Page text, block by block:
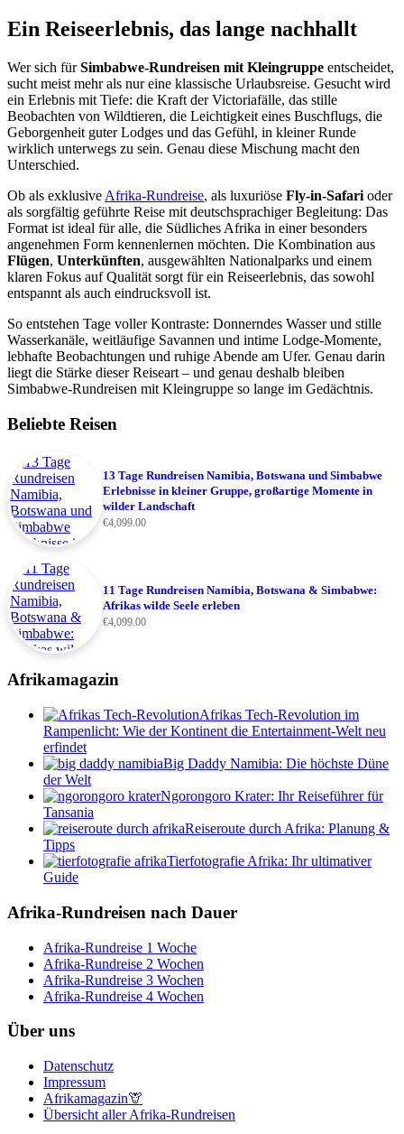
Ein Reiseerlebnis, das lange nachhallt
Wer sich fürSimbabwe-Rundreisen mit Kleingruppe entscheidet,
sucht meist mehr als nur eine klassische Urlaubsreise. Gesucht wird
ein Erlebnis mit Tiefe: die Kraft der Victoriafälle, das stille
Beobachten von Wildtieren, die Leichtigkeit eines Buschflugs, die
Geborgenheit guter Lodges und das Gefühl, in kleiner Runde
wirklich unterwegs zu sein. Genau diese Mischung macht den
Unterschied.
Ob als exklusive Afrika-Rundreise, als luxuriöse Fly-in-Safari oder
als sorgfältig geführte Reise mit deutschsprachiger Begleitung: Das
Format ist ideal für alle, die Südliches Afrika in einer besonders
angenehmen Form kennenlernen möchten. Die Kombination aus
Flügen, Unterkünften, ausgewählten Nationalparks und einem
klaren Fokus auf Qualität sorgt für ein Reiseerlebnis, das sowohl
entspannt als auch eindrucksvoll ist.
So entstehen Tage voller Kontraste: Donnerndes Wasser und stille
Wasserkanäle, weitläufige Savannen und intime Lodge-Momente,
lebhafte Beobachtungen und ruhige Abende am Ufer. Genau darin
liegt die Stärke dieser Reiseart – und genau deshalb bleiben
Simbabwe-Rundreisen mit Kleingruppe so lange im Gedächtnis.
Beliebte Reisen
13 Tage Rundreisen Namibia, Botswana und Simbabwe
Erlebnisse in kleiner Gruppe, großartige Momente in
wilder Landschaft
€4,099.00
11 Tage Rundreisen Namibia, Botswana & Simbabwe:
Afrikas wilde Seele erleben
€4,099.00
Afrikamagazin
Afrikas Tech-Revolution im
Rampenlicht: Wie der Kontinent die Entertainment-Welt neu
erfindet
Big Daddy Namibia: Die höchste Düne
der Welt
Ngorongoro Krater: Ihr Reiseführer für
Tansania
Reiseroute durch Afrika: Planung &
Tipps
Tierfotografie Afrika: Ihr ultimativer
Guide
Afrika-Rundreisen nach Dauer
Afrika-Rundreise 1 Woche
Afrika-Rundreise 2 Wochen
Afrika-Rundreise 3 Wochen
Afrika-Rundreise 4 Wochen
Über uns
Datenschutz
Impressum
Afrikamagazin🦒
Übersicht aller Afrika-Rundreisen